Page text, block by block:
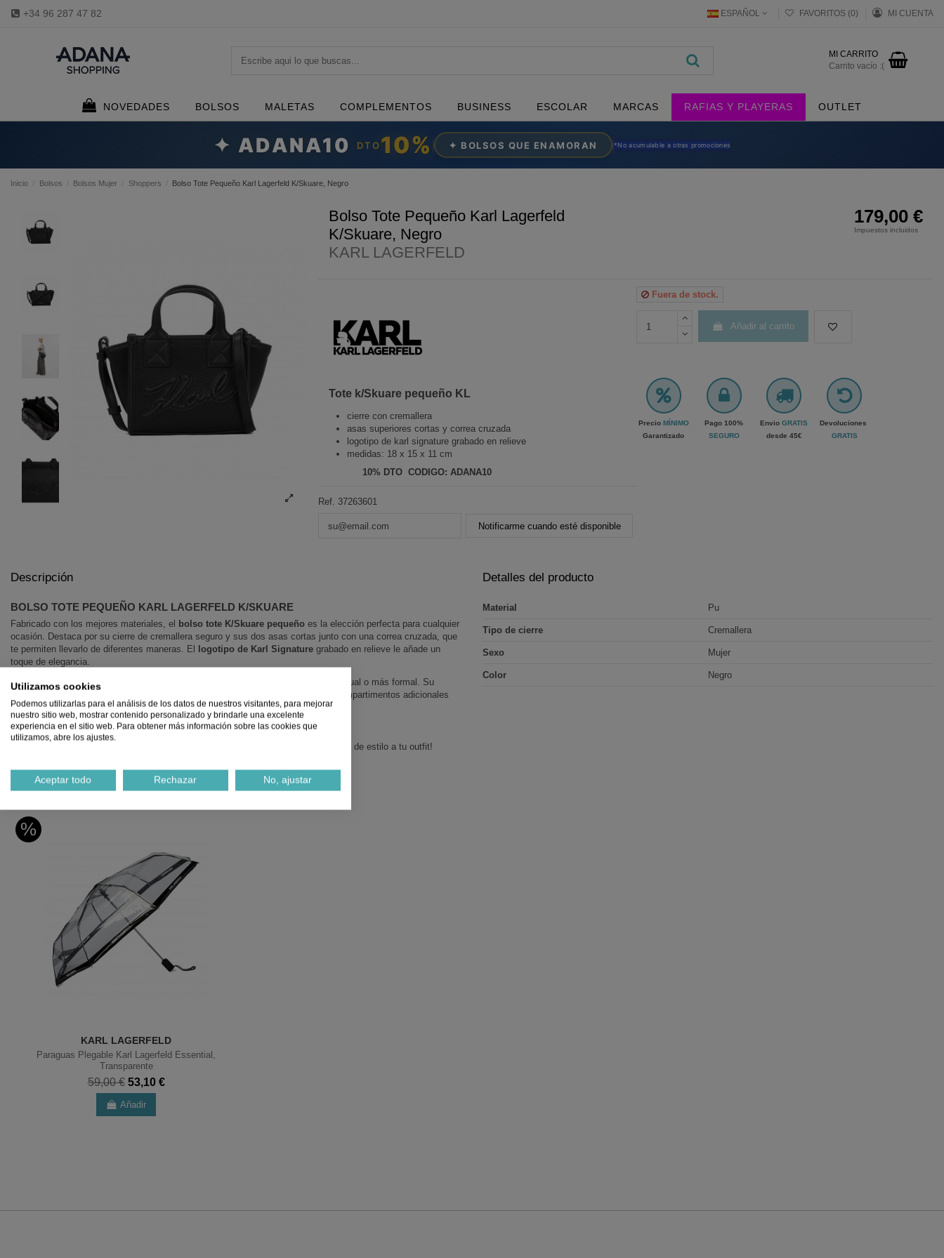
+34 96 287 47 82 ESPAÑOL FAVORITOS (0) MI CUENTA
MI CARRITO
Carrito vacío :(
NOVEDADES BOLSOS MALETAS COMPLEMENTOS BUSINESS ESCOLAR MARCAS RAFIAS Y PLAYERAS OUTLET
✦ ADANA10 DTO10% ✦ BOLSOS QUE ENAMORAN *No acumulable a otras promociones
Inicio Bolsos Bolsos Mujer Shoppers Bolso Tote Pequeño Karl Lagerfeld K/Skuare, Negro
Bolso Tote Pequeño Karl Lagerfeld
K/Skuare, Negro
KARL LAGERFELD
179,00 €
Impuestos incluidos
Tote k/Skuare pequeño KL
cierre con cremallera
asas superiores cortas y correa cruzada
logotipo de karl signature grabado en relieve
medidas: 18 x 15 x 11 cm
10% DTO CODIGO: ADANA10
Fuera de stock.
Añadir al carrito
Precio MÍNIMO
Garantizado
Pago 100%
SEGURO
EnvioGRATIS
desde 45€
Devoluciones
GRATIS
Ref. 37263601
Notificarme cuando esté disponible
Descripción
BOLSO TOTE PEQUEÑO KARL LAGERFELD K/SKUARE
Fabricado con los mejores materiales, el bolso tote K/Skuare pequeño es la elección perfecta para cualquier
ocasión. Destaca por su cierre de cremallera seguro y sus dos asas cortas junto con una correa cruzada, que
te permiten llevarlo de diferentes maneras. El
logotipo de Karl Signature grabado en relieve le añade un
toque de elegancia.
Versátil
funcional
, este bolso es ideal para completar cualquier look, ya sea casual o más formal. Su
tamaño compacto lo hace perfecto para llevar lo esencial. Además, cuenta con compartimentos adicionales
tanto en su interior como en el exterior para mantener todo en orden.
Medidas: 18x15x11 cm.
¡No esperes más y hazte con este bolso tote de Karl Lagerfeld para añadir un toque de estilo a tu outfit!
Detalles del producto
Material Pu
Tipo de cierre Cremallera
Sexo Mujer
Color Negro
Productos relacionados
%
KARL LAGERFELD
Paraguas Plegable Karl Lagerfeld Essential,
Transparente
59,00 € 53,10 €
Añadir
Utilizamos cookies
Podemos utilizarlas para el análisis de los datos de nuestros visitantes, para mejorar
nuestro sitio web, mostrar contenido personalizado y brindarle una excelente
experiencia en el sitio web. Para obtener más información sobre las cookies que
utilizamos, abre los ajustes.
Aceptar todo Rechazar No, ajustar